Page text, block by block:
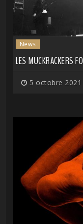
News
LES MUCKRACKERS
5 octobre 2021